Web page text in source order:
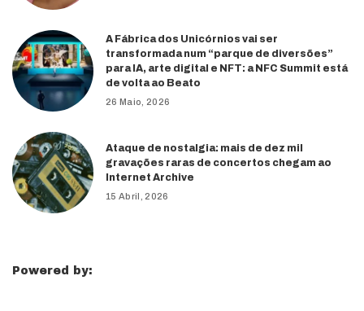
A Fábrica dos Unicórnios vai ser
transformada num “parque de diversões”
para IA, arte digital e NFT: a NFC Summit está
de volta ao Beato
26 Maio, 2026
Ataque de nostalgia: mais de dez mil
gravações raras de concertos chegam ao
Internet Archive
15 Abril, 2026
Powered by: